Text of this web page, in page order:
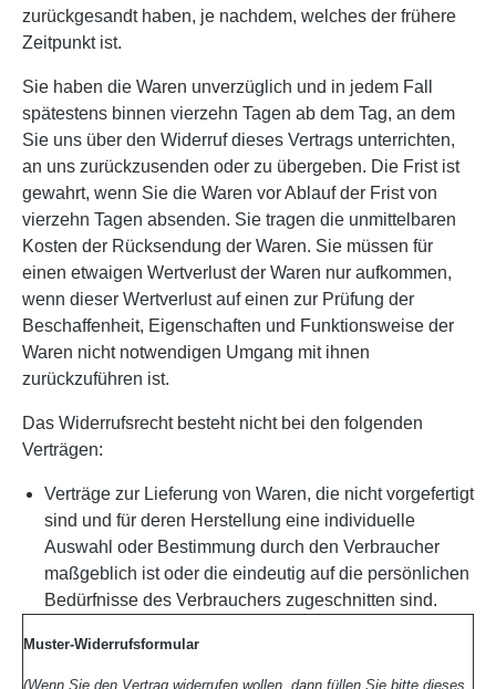
zurückgesandt haben, je nachdem, welches der frühere
Zeitpunkt ist.
Sie haben die Waren unverzüglich und in jedem Fall
spätestens binnen vierzehn Tagen ab dem Tag, an dem
Sie uns über den Widerruf dieses Vertrags unterrichten,
an uns zurückzusenden oder zu übergeben. Die Frist ist
gewahrt, wenn Sie die Waren vor Ablauf der Frist von
vierzehn Tagen absenden. Sie tragen die unmittelbaren
Kosten der Rücksendung der Waren. Sie müssen für
einen etwaigen Wertverlust der Waren nur aufkommen,
wenn dieser Wertverlust auf einen zur Prüfung der
Beschaffenheit, Eigenschaften und Funktionsweise der
Waren nicht notwendigen Umgang mit ihnen
zurückzuführen ist.
Das Widerrufsrecht besteht nicht bei den folgenden
Verträgen:
Verträge zur Lieferung von Waren, die nicht vorgefertigt
sind und für deren Herstellung eine individuelle
Auswahl oder Bestimmung durch den Verbraucher
maßgeblich ist oder die eindeutig auf die persönlichen
Bedürfnisse des Verbrauchers zugeschnitten sind.
Muster-Widerrufsformular
(Wenn Sie den Vertrag widerrufen wollen, dann füllen Sie bitte dieses